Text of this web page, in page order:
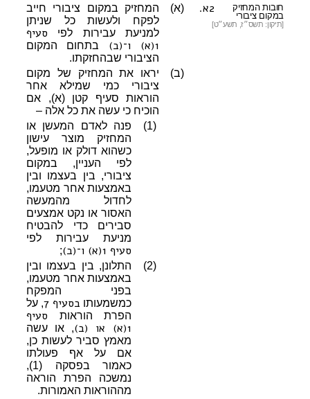
2א.
חובות המחזיק
במקום ציבורי
[תיקון: תשס״ז, תשע״ט]
(א)
המחזיק במקום ציבורי חייב
לפקח ולעשות כל שניתן
למניעת עבירות לפי סעיף
1(א) ו־(ב)
בתחום המקום
הציבורי שבהחזקתו.
(ב)
יראו את המחזיק של מקום
ציבורי כמי שמילא אחר
הוראות סעיף קטן (א), אם
הוכיח כי עשה את כל אלה –
(1)
פנה לאדם המעשן או
המחזיק מוצר עישון
כשהוא דולק או מופעל,
לפי העניין, במקום
ציבורי, בין בעצמו ובין
באמצעות אחר מטעמו,
לחדול מהמעשה
האסור או נקט אמצעים
סבירים כדי להבטיח
מניעת עבירות לפי
סעיף 1(א) ו־(ב)
;
(2)
התלונן, בין בעצמו ובין
באמצעות אחר מטעמו,
בפני המפקח
כמשמעותו בסעיף 7
, על
הפרת הוראות סעיף
1(א) או (ב)
, או עשה
מאמץ סביר לעשות כן,
אם על אף פעולתו
כאמור בפסקה (1),
נמשכה הפרת הוראה
מההוראות האמורות.